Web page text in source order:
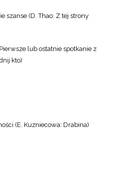
szanse (D. Thao: Z tej strony
lub ostatnie spotkanie z
kto)
(E. Kuzniecowa: Drabina)